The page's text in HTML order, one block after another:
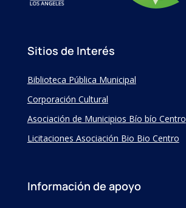
Sitios de Interés
Biblioteca Pública Municipal
Corporación Cultural
Asociación de Municipios Bío bío Centro
Licitaciones Asociación Bio Bio Centro
Información de apoyo